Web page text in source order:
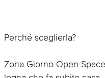
Perché sceglierla?
Zona Giorno Open